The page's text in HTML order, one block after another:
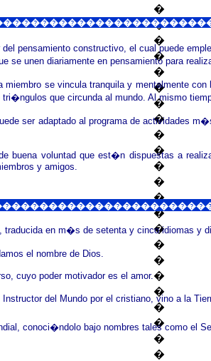
pensamiento constructivo, el cual puede
se unen diariamente en pensamiento para
miembro se vincula tranquila y mentalmente
que circunda al mundo. Al mismo
ser adaptado al programa de actividades
buena voluntad que est�n dispuestas a
y amigos.
en m�s de setenta y cinco idiomas y
el nombre de Dios.
cuyo poder motivador es el amor.
Instructor del Mundo por el cristiano, vino a la
conoci�ndolo bajo nombres tales como el
�
�
�
�
�
�
�
�
�
�
�
�
�
�
�
�
�
�
�
�
�
�
�